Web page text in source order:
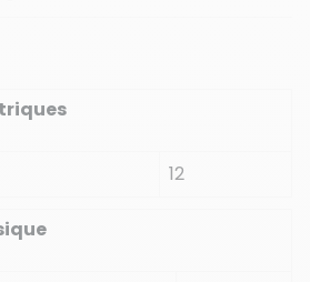
12